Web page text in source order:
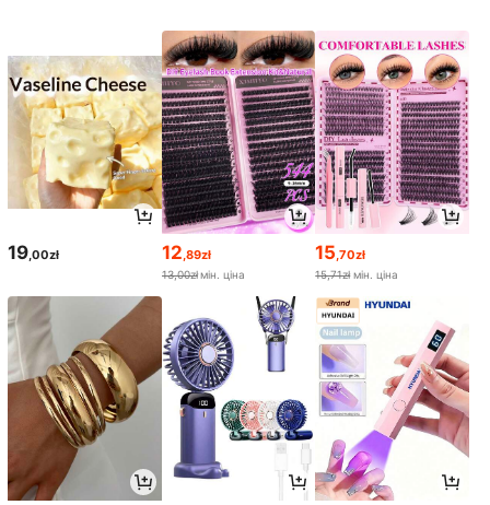
19 ,00zł 12 ,89zł
13,00złмін. ціна
15 ,70zł
15,71zł мін. ціна